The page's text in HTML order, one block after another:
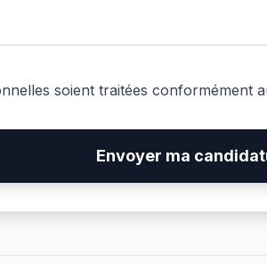
soient traitées conformément
Envoyer ma